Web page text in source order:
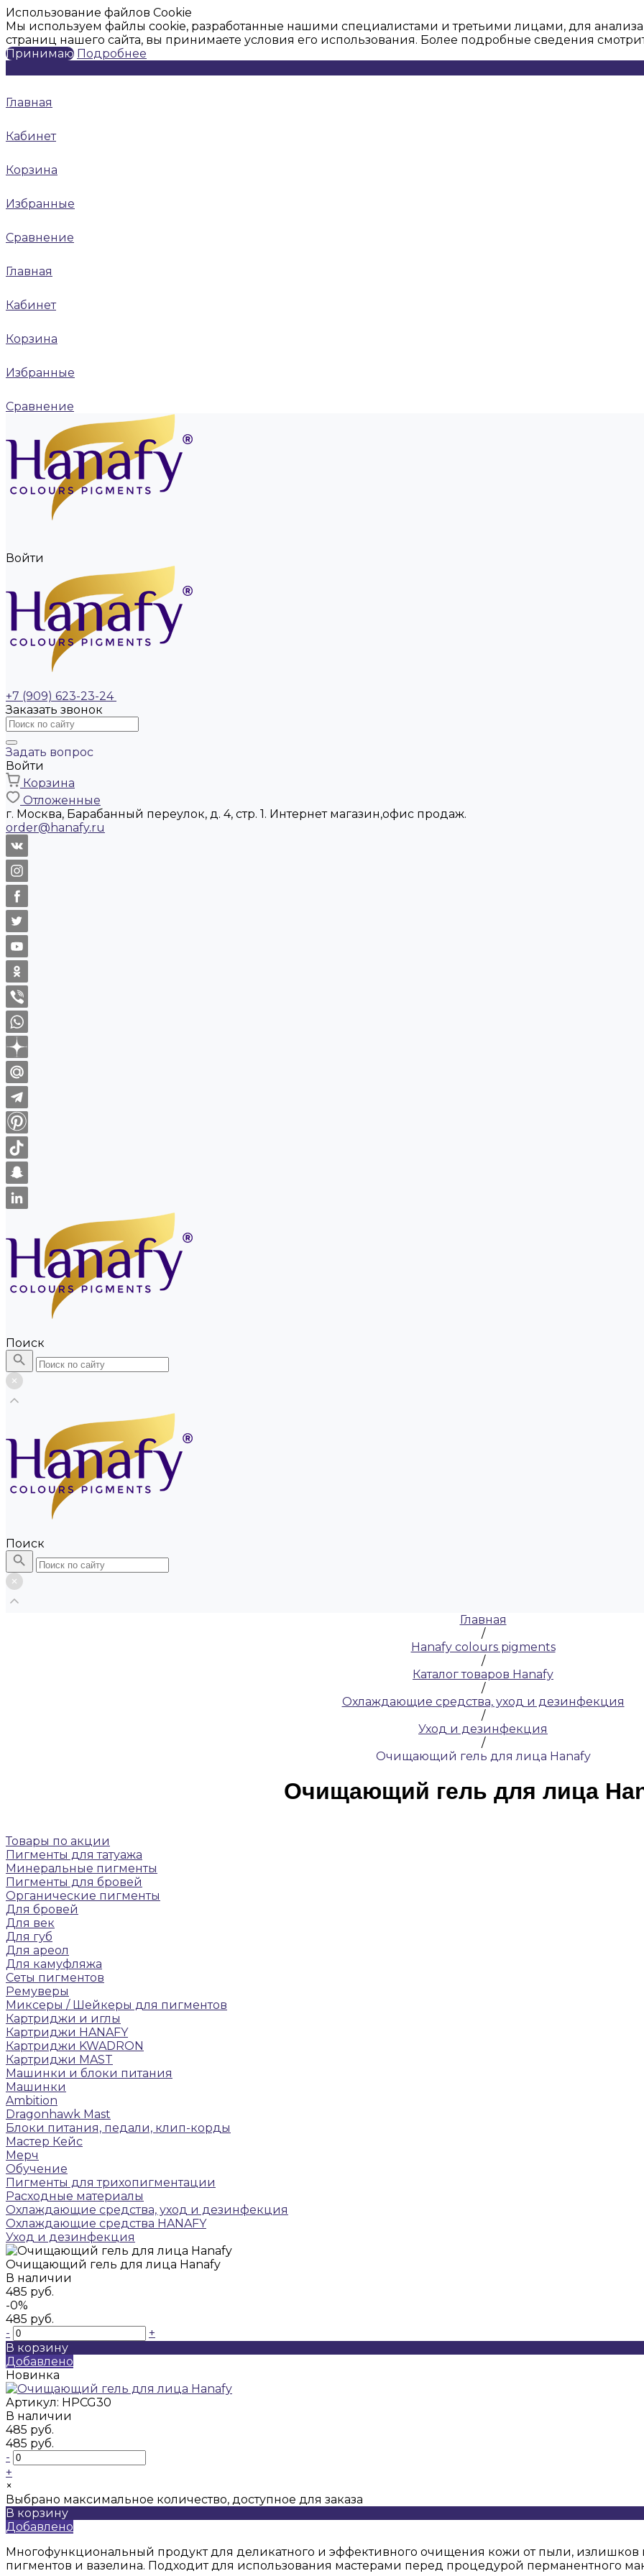
Использование файлов Cookie
Мы используем файлы cookie, разработанные нашими специалистами и третьими лицами, для
страниц нашего сайта, вы принимаете условия его использования. Более подробные сведения
Принимаю Подробнее
Главная
Кабинет
Корзина
Избранные
Сравнение
Главная
Кабинет
Корзина
Избранные
Сравнение
Войти
+7 (909) 623-23-24
Заказать звонок
Задать вопрос
Войти
Корзина
Отложенные
г. Москва, Барабанный переулок, д. 4, стр. 1. Интернет магазин,офис продаж.
order@hanafy.ru
Поиск
Поиск
Главная
/
Hanafy colours pigments
/
Каталог товаров Hanafy
/
Охлаждающие средства, уход и дезинфекция
/
Уход и дезинфекция
/
Очищающий гель для лица Hanafy
Очищающий гель для лица
Товары по акции
Пигменты для татуажа
Минеральные пигменты
Пигменты для бровей
Органические пигменты
Для бровей
Для век
Для губ
Для ареол
Для камуфляжа
Сеты пигментов
Ремуверы
Микcеры / Шейкеры для пигментов
Картриджи и иглы
Картриджи HANAFY
Картриджи KWADRON
Картриджи MAST
Машинки и блоки питания
Машинки
Ambition
Dragonhawk Mast
Блоки питания, педали, клип-корды
Мастер Кейс
Мерч
Обучение
Пигменты для трихопигментации
Расходные материалы
Охлаждающие средства, уход и дезинфекция
Охлаждающие средства HANAFY
Уход и дезинфекция
Очищающий гель для лица Hanafy
В наличии
485 руб.
-0%
485 руб.
-
+
В корзину
Добавлено
Новинка
Артикул: HPCG30
В наличии
485 руб.
485 руб.
-
+
×
Выбрано максимальное количество, доступное для заказа
В корзину
Добавлено
Многофункциональный продукт для деликатного и эффективного очищения кожи от пыли, излишков
пигментов и вазелина. Подходит для использования мастерами перед процедурой перманентного